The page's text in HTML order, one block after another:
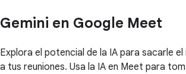
Gemini en Google Meet
Explora el potencial de la IA para sacarle
a tus reuniones. Usa la IA en Meet para